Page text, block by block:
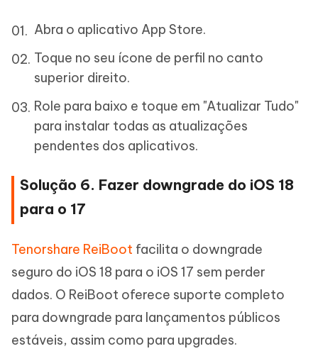
Abra o aplicativo App Store.
Toque no seu ícone de perfil no canto
superior direito.
Role para baixo e toque em "Atualizar Tudo"
para instalar todas as atualizações
pendentes dos aplicativos.
Solução 6. Fazer downgrade do iOS 18
para o 17
Tenorshare ReiBoot facilita o downgrade
seguro do iOS 18 para o iOS 17 sem perder
dados. O ReiBoot oferece suporte completo
para downgrade para lançamentos públicos
estáveis, assim como para upgrades.